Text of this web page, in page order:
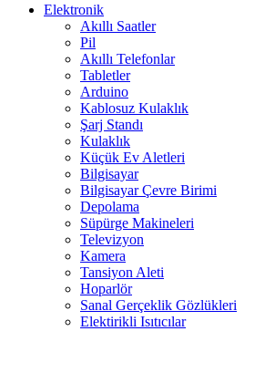
Elektronik
Akıllı Saatler
Pil
Akıllı Telefonlar
Tabletler
Arduino
Kablosuz Kulaklık
Şarj Standı
Kulaklık
Küçük Ev Aletleri
Bilgisayar
Bilgisayar Çevre Birimi
Depolama
Süpürge Makineleri
Televizyon
Kamera
Tansiyon Aleti
Hoparlör
Sanal Gerçeklik Gözlükleri
Elektirikli Isıtıcılar